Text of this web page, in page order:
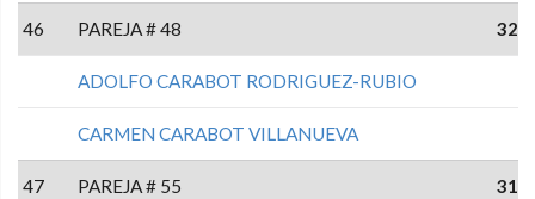
46 PAREJA # 48 32
ADOLFO CARABOT RODRIGUEZ-RUBIO
CARMEN CARABOT VILLANUEVA
47 PAREJA # 55 31